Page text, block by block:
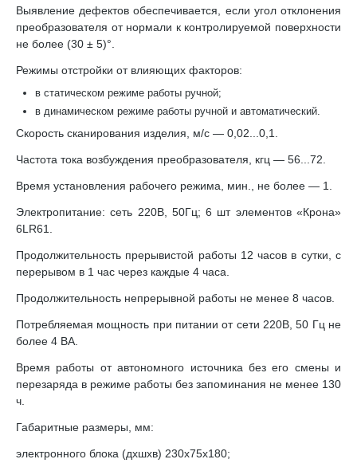
Выявление дефектов обеспечивается, если угол отклонения
преобразователя от нормали к контролируемой поверхности
не более (30 ± 5)°.
Режимы отстройки от влияющих факторов:
в статическом режиме работы ручной;
в динамическом режиме работы ручной и автоматический.
Скорость сканирования изделия, м/с — 0,02...0,1.
Частота тока возбуждения преобразователя, кгц — 56...72.
Время установления рабочего режима, мин., не более — 1.
Электропитание: сеть 220В, 50Гц; 6 шт элементов «Крона»
6LR61.
Продолжительность прерывистой работы 12 часов в сутки, с
перерывом в 1 час через каждые 4 часа.
Продолжительность непрерывной работы не менее 8 часов.
Потребляемая мощность при питании от сети 220В, 50 Гц не
более 4 ВА.
Время работы от автономного источника без его смены и
перезаряда в режиме работы без запоминания не менее 130
ч.
Габаритные размеры, мм:
электронного блока (дхшхв) 230х75х180;